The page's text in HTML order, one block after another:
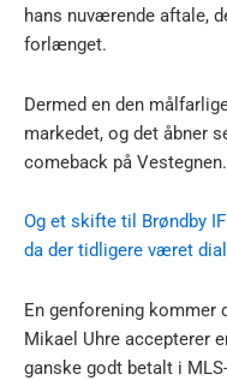
hans nuværende aftale,
forlænget.
Dermed en den
markedet, og det åbner
comeback på Vestegnen.
Og et skifte til Brøndby
da der tidligere været
En genforening
Mikael Uhre accepterer
ganske godt betalt i